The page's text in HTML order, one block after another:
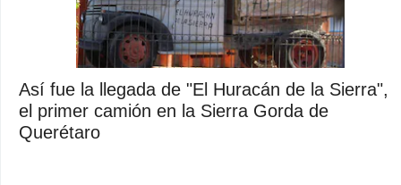
Así fue la llegada de "El Huracán de la Sierra",
el primer camión en la Sierra Gorda de
Querétaro